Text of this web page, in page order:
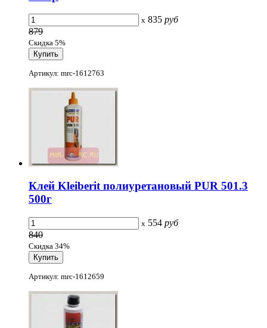
x 835 руб
879
Скидка 5%
Артикул: mrc-1612763
Клей Kleiberit полиуретановый PUR 501.3
500г
x 554 руб
840
Скидка 34%
Артикул: mrc-1612659